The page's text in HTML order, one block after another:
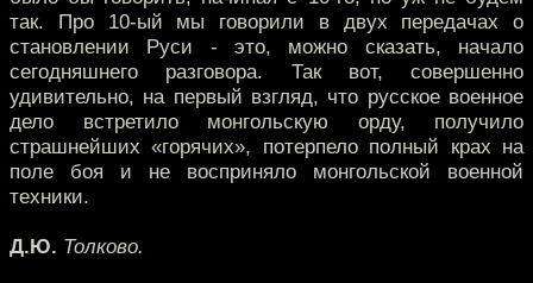
так. Про 10-ый мы говорили в двух передачах о
становлении Руси - это, можно сказать, начало
сегодняшнего разговора. Так вот, совершенно
удивительно, на первый взгляд, что русское военное
дело встретило монгольскую орду, получило
страшнейших «горячих», потерпело полный крах на
поле боя и не восприняло монгольской военной
техники.
Д.Ю. Толково.